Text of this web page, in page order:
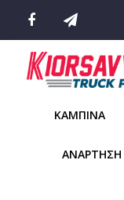
ΚΑΜΠΙΝΑ
ΑΝΑΡΤΗΣΗ